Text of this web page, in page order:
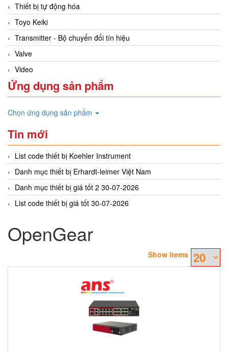
Thiết bị tự động hóa
Toyo Keiki
Transmitter - Bộ chuyển đổi tín hiệu
Valve
Video
Ứng dụng sản phẩm
Chọn ứng dụng sản phẩm
Tin mới
List code thiết bị Koehler Instrument
Danh mục thiết bị Erhardt-leimer Việt Nam
Danh mục thiết bị giá tốt 2 30-07-2026
List code thiết bị giá tốt 30-07-2026
OpenGear
Show items